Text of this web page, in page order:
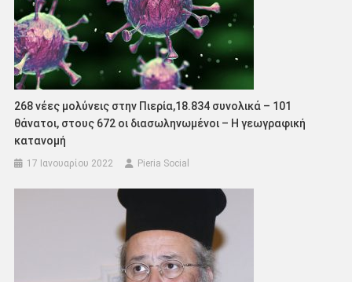
268 νέες μολύνεις στην Πιερία,18.834 συνολικά – 101
θάνατοι, στους 672 οι διασωληνωμένοι – Η γεωγραφική
κατανομή
17 Ιανουαρίου 2022 Pieria Social